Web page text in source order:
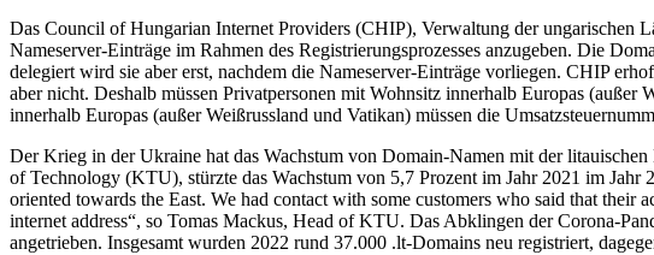
Das Council of Hungarian Internet Providers (CHIP), Verwaltung der ungarischen
Nameserver-Einträge im Rahmen des Registrierungsprozesses anzugeben. Die
delegiert wird sie aber erst, nachdem die Nameserver-Einträge vorliegen. CHIP
aber nicht. Deshalb müssen Privatpersonen mit Wohnsitz innerhalb Europas
innerhalb Europas (außer Weißrussland und Vatikan) müssen die
Der Krieg in der Ukraine hat das Wachstum von Domain-Namen mit der
of Technology (KTU), stürzte das Wachstum von 5,7 Prozent im Jahr 2021 im
oriented towards the East. We had contact with some customers who said that their
internet address“, so Tomas Mackus, Head of KTU. Das Abklingen der Corona-
angetrieben. Insgesamt wurden 2022 rund 37.000 .lt-Domains neu registriert,